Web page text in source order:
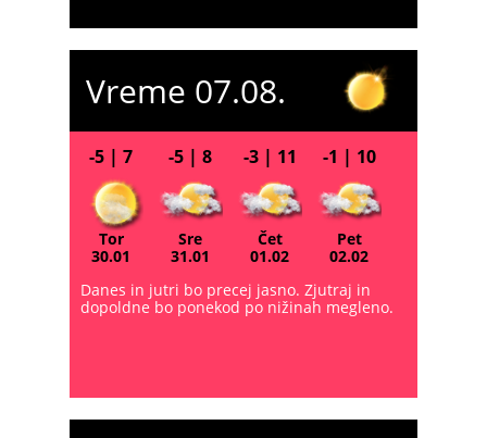
Vreme 07.08.
-5 | 7
Tor
30.01
-5 | 8
Sre
31.01
-3 | 11
Čet
01.02
-1 | 10
Pet
02.02
Danes in jutri bo precej jasno. Zjutraj in
dopoldne bo ponekod po nižinah megleno.